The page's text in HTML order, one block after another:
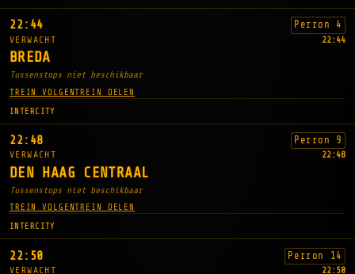
22:44 Perron 4
VERWACHT 22:44
BREDA
Tussenstops niet beschikbaar
TREIN VOLGENTREIN DELEN
INTERCITY
22:48 Perron 9
VERWACHT 22:48
DEN HAAG CENTRAAL
Tussenstops niet beschikbaar
TREIN VOLGENTREIN DELEN
INTERCITY
22:50 Perron 14
VERWACHT 22:50